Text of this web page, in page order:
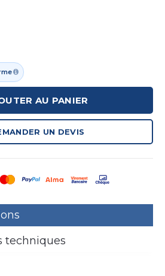
AU PANIER
UN DEVIS
techniques